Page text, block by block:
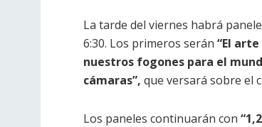
La tarde del viernes habrá
6:30. Los primeros serán “El
nuestros fogones para el
cámaras”, que versará sobre el
Los paneles continuarán con